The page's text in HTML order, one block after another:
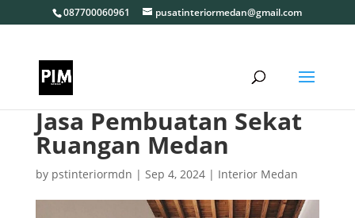
087700060961 pusatinteriormedan@gmail.com
Jasa Pembuatan Sekat
Ruangan Medan
by pstinteriormdn | Sep 4, 2024| Interior Medan